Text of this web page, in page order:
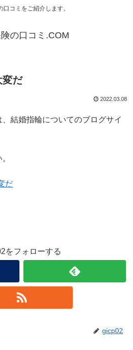
口コミをご紹介します。
の口コミ.COM
変だ
2022.03.08
結婚指輪についてのブログサイ
だ
をフォローする
gicp02